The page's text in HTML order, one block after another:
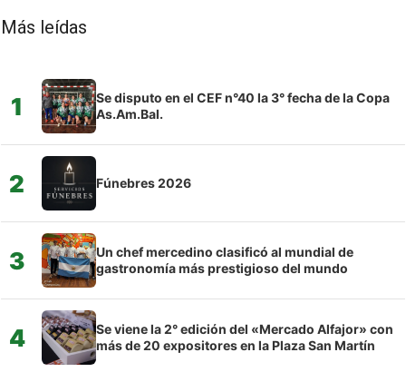
Más leídas
1
Se disputo en el CEF n°40 la 3° fecha de la Copa
As.Am.Bal.
2 Fúnebres 2026
3
Un chef mercedino clasificó al mundial de
gastronomía más prestigioso del mundo
4
Se viene la 2° edición del «Mercado Alfajor» con
más de 20 expositores en la Plaza San Martín